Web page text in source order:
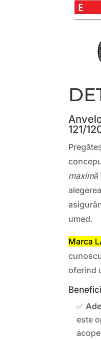
121/
maximă
umed.
Marca
oferind
✅
este